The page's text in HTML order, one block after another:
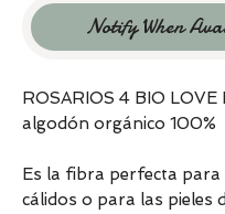
Notify When
ROSARIOS 4 BIO LOVE
algodón orgánico 100%
Es la fibra perfecta para
cálidos o para las pieles